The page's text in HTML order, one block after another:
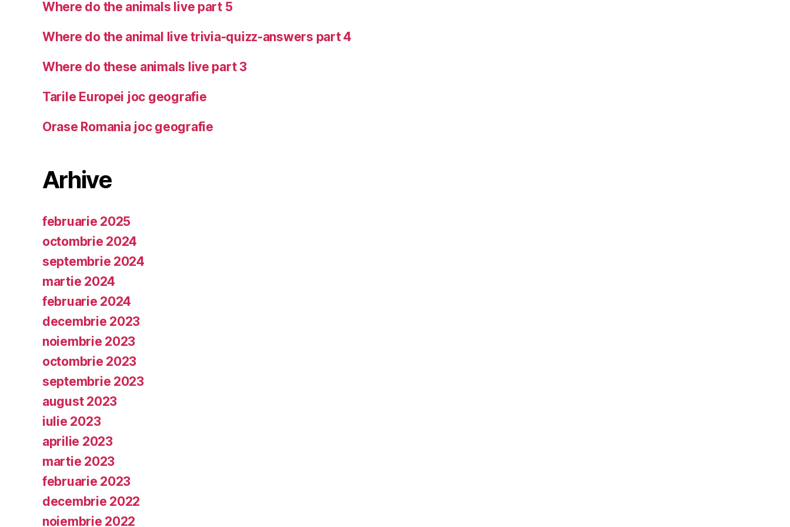
Where do the animals live part 5
Where do the animal live trivia-quizz-answers part 4
Where do these animals live part 3
Tarile Europei joc geografie
Orase Romania joc geografie
Arhive
februarie 2025
octombrie 2024
septembrie 2024
martie 2024
februarie 2024
decembrie 2023
noiembrie 2023
octombrie 2023
septembrie 2023
august 2023
iulie 2023
aprilie 2023
martie 2023
februarie 2023
decembrie 2022
noiembrie 2022